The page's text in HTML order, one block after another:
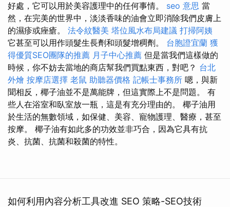
好處，它可以用於美容護理中的任何事情。 seo 意思 當
然，在完美的世界中，淡淡香味的油會立即消除我們皮膚上
的濕疹或痤瘡。 法令紋醫美 塔位風水布局建議 打掃阿姨
它甚至可以用作頭髮生長劑和頭髮增稠劑。 台胞證宜蘭 獲
得優質SEO團隊的推薦 月子中心推薦 但是當我們這樣做的
時候，你不妨去當地的商店幫我們買點東西，對吧？ 台北
外燴 按摩店選擇 老鼠 助聽器價格 記帳士事務所 嗯，與新
聞相反，椰子油並不是萬能牌，但這實際上不是問題。 有
些人在浴室和臥室放一瓶，這是有充分理由的。 椰子油用
於生活的無數領域，如保健、美容、寵物護理、醫療，甚至
按摩。 椰子油有如此多的功效並非巧合，因為它具有抗
炎、抗菌、抗菌和殺菌的特性。
如何利用內容分析工具改進 SEO 策略-SEO技術